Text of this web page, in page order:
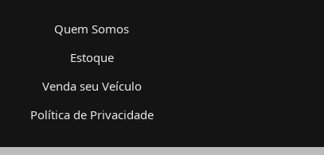
Quem Somos
Estoque
Venda seu Veículo
Política de Privacidade